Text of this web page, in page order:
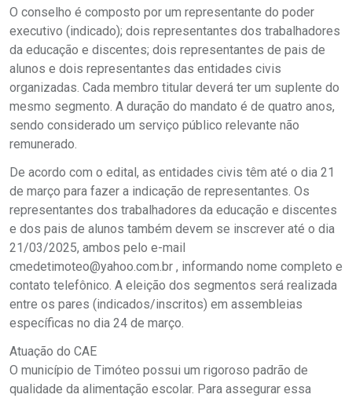
O conselho é composto por um representante do poder
executivo (indicado); dois representantes dos trabalhadores
da educação e discentes; dois representantes de pais de
alunos e dois representantes das entidades civis
organizadas. Cada membro titular deverá ter um suplente do
mesmo segmento. A duração do mandato é de quatro anos,
sendo considerado um serviço público relevante não
remunerado.
De acordo com o edital, as entidades civis têm até o dia 21
de março para fazer a indicação de representantes. Os
representantes dos trabalhadores da educação e discentes
e dos pais de alunos também devem se inscrever até o dia
21/03/2025, ambos pelo e-mail
cmedetimoteo@yahoo.com.br , informando nome completo e
contato telefônico. A eleição dos segmentos será realizada
entre os pares (indicados/inscritos) em assembleias
específicas no dia 24 de março.
Atuação do CAE
O município de Timóteo possui um rigoroso padrão de
qualidade da alimentação escolar. Para assegurar essa